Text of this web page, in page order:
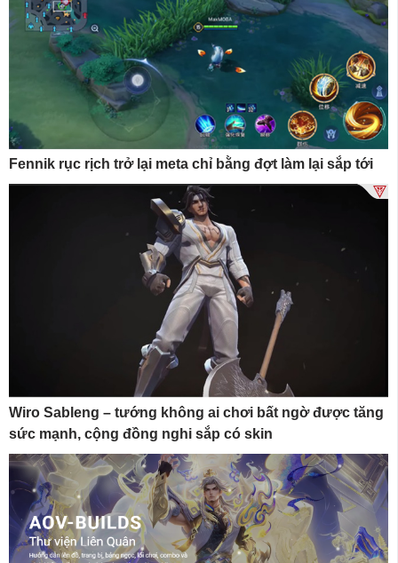
Fennik rục rịch trở lại meta chỉ bằng đợt làm lại sắp tới
Wiro Sableng – tướng không ai chơi bất ngờ được tăng
sức mạnh, cộng đồng nghi sắp có skin